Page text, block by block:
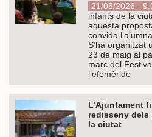
21/05/2026 -
infants de la
aquesta
convida
S’ha organitzat
23 de maig al
marc del
l’efemèride
L’Ajuntament
redisseny
la ciutat